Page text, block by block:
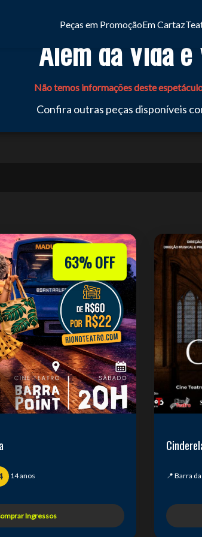
Peças em PromoçãoEm Cartaz
Além da Vida
Não temos informações deste
Confira outras peças disponíveis
63% OFF
14 anos
Ingressos
📍 Barra